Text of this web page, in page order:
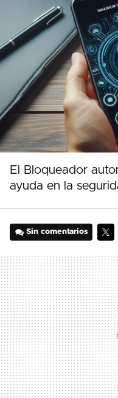
El Bloqueador
ayuda en la
Sin comentarios